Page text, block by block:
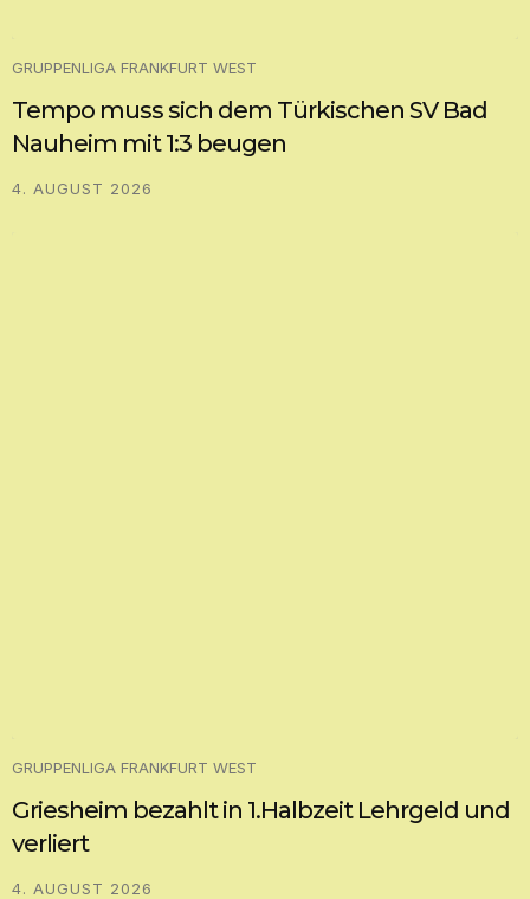
GRUPPENLIGA FRANKFURT WEST
Tempo muss sich dem Türkischen SV Bad
Nauheim mit 1:3 beugen
4. AUGUST 2026
GRUPPENLIGA FRANKFURT WEST
Griesheim bezahlt in 1.Halbzeit Lehrgeld und
verliert
4. AUGUST 2026